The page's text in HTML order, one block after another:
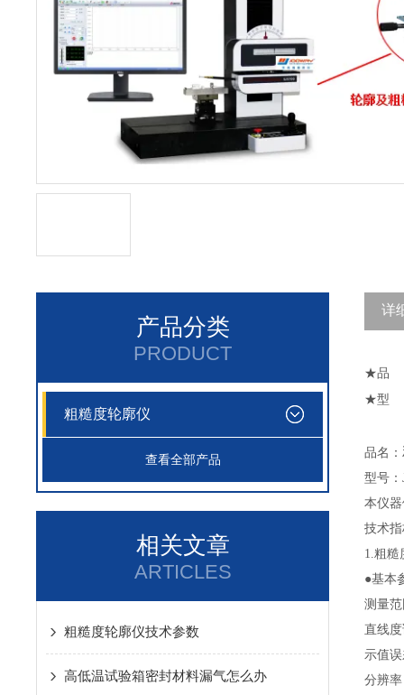
产品分类
PRODUCT
粗糙度轮廓仪
查看全部产品
相关文章
ARTICLES
粗糙度轮廓仪技术参数
高低温试验箱密封材料漏气怎么办
详
★品
★型
品名：
型号：
本仪器
技术
1.粗糙
●基本
测量
直线度
示值
分辨率